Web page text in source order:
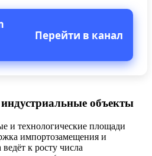
Перейти в канал
объекты
и технологические площади
импортозамещения и
к росту числа